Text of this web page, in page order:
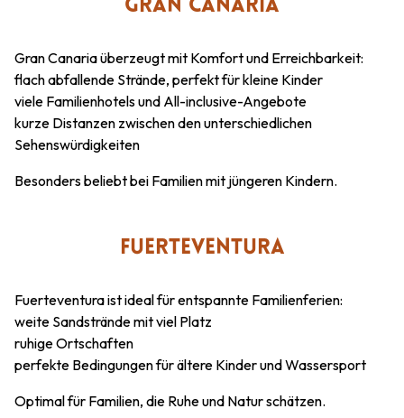
GRAN CANARIA
Gran Canaria überzeugt mit Komfort und Erreichbarkeit:
flach abfallende Strände, perfekt für kleine Kinder
viele Familienhotels und All-inclusive-Angebote
kurze Distanzen zwischen den unterschiedlichen
Sehenswürdigkeiten
Besonders beliebt bei Familien mit jüngeren Kindern.
FUERTEVENTURA
Fuerteventura ist ideal für entspannte Familienferien:
weite Sandstrände mit viel Platz
ruhige Ortschaften
perfekte Bedingungen für ältere Kinder und Wassersport
Optimal für Familien, die Ruhe und Natur schätzen.